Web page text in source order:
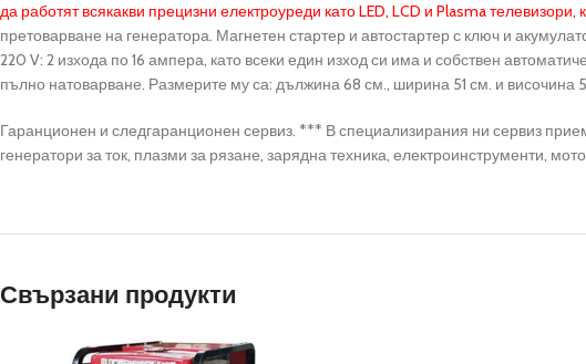
да работят всякакви прецизни електроуреди като LED, LCD и Plasma
претоварване на генератора. Магнетен стартер и автостартер с ключ и
220 V: 2 изхода по 16 ампера, като всеки един изход си има и собствен
пълно натоварване. Размерите му са: дължина 68 см., ширина 51 см. и височина
Гаранционен и следгаранционен сервиз. *** В специализирания ни сервиз
генератори за ток, плазми за рязане, зарядна техника, електроинструменти,
Свързани продукти